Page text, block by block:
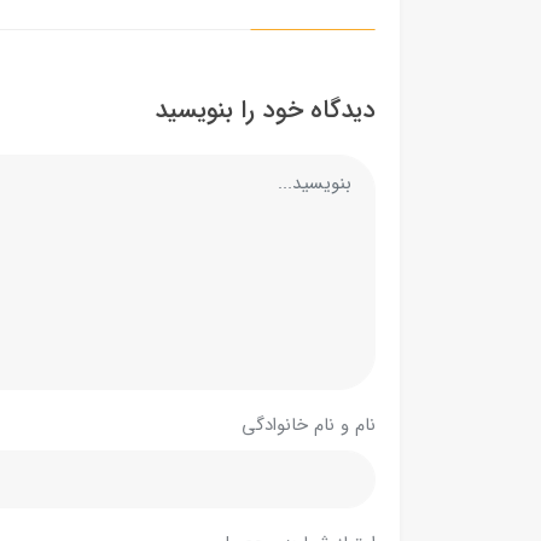
دیدگاه خود را بنویسید
نام و نام خانوادگی